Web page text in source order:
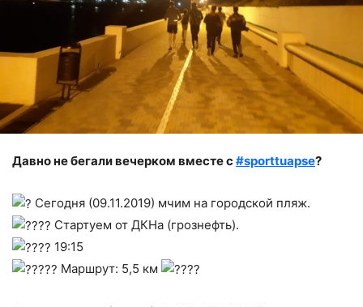
Давно не бегали вечерком вместе с#sporttuapse?
Сегодня (09.11.2019) мчим на городской пляж.
Стартуем от ДКНа (грознефть).
19:15
Маршрут: 5,5 км